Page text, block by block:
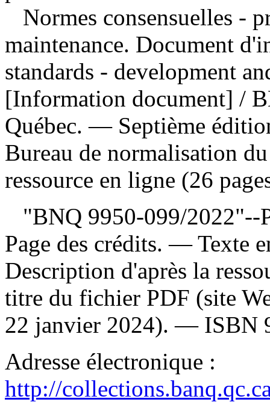
Normes consensuelles -
maintenance. Document
standards - development
[Information document] /
Québec. — Septième
Bureau de normalisation
ressource en ligne (26
"BNQ 9950-099/2022"--
Page des crédits. — Texte
Description d'après la
titre du fichier PDF (site
22 janvier 2024). — ISBN
Adresse électronique :
http://